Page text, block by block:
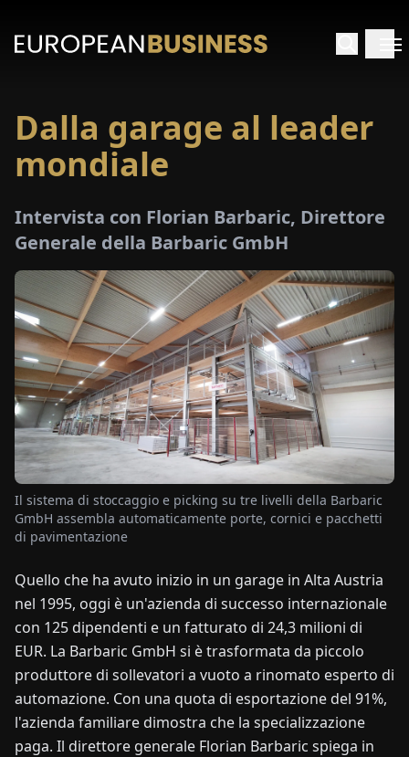
HOME
PAPER
FIERE
ENDEFR ES ITNLPLHU
CONTATTACI
Dalla garage al leader
mondiale
Intervista con Florian Barbaric, Direttore
Generale della Barbaric GmbH
Il sistema di stoccaggio e picking su tre livelli della Barbaric
GmbH assembla automaticamente porte, cornici e pacchetti
di pavimentazione
Quello che ha avuto inizio in un garage in Alta Austria
nel 1995, oggi è un'azienda di successo internazionale
con 125 dipendenti e un fatturato di 24,3 milioni di
EUR. La Barbaric GmbH si è trasformata da piccolo
produttore di sollevatori a vuoto a rinomato esperto di
automazione. Con una quota di esportazione del 91%,
l'azienda familiare dimostra che la specializzazione
paga. Il direttore generale Florian Barbaric spiega in